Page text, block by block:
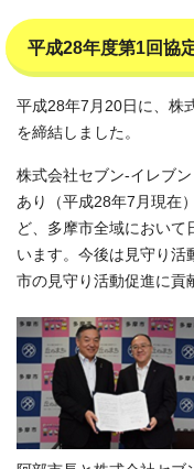
平成28年度第1回協
平成28年7月20日に、株
を締結しました。
株式会社セブン‐イレブ
あり（平成28年7月現在
ど、多摩市全域において
います。今後は見守り活
市の見守り活動促進に貢